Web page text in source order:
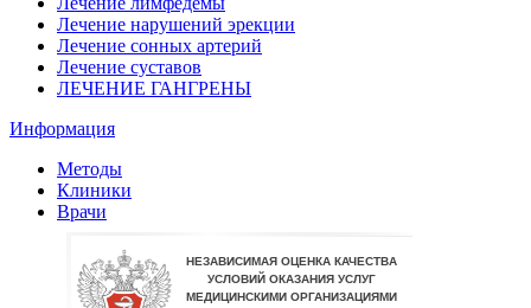
Лечение нарушений эрекции
Лечение сонных артерий
Лечение суставов
ЛЕЧЕНИЕ ГАНГРЕНЫ
Информация
Методы
Клиники
Врачи